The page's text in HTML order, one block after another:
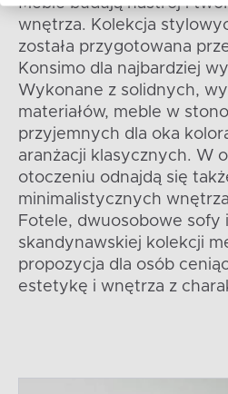
Meble budują nastrój i
wnętrza. Kolekcja
została przygotowana
Konsimo dla najbardziej
Wykonane z solidnych,
materiałów, meble w
przyjemnych dla oka
aranżacji klasycznych. W
otoczeniu odnajdą się
minimalistycznych
Fotele, dwuosobowe sofy
skandynawskiej kolekcji
propozycja dla osób
estetykę i wnętrza z